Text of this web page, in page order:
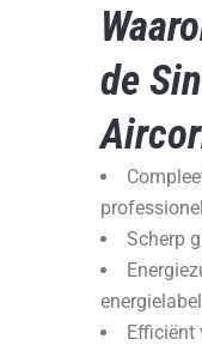
de
Scherp
Efficiënt